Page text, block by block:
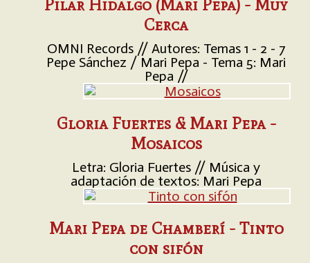
Pilar Hidalgo (Mari Pepa) - Muy
Cerca
OMNI Records // Autores: Temas 1 - 2 - 7
Pepe Sánchez / Mari Pepa - Tema 5: Mari
Pepa //
Gloria Fuertes & Mari Pepa -
Mosaicos
Letra: Gloria Fuertes // Música y
adaptación de textos: Mari Pepa
Mari Pepa de Chamberí - Tinto
con sifón